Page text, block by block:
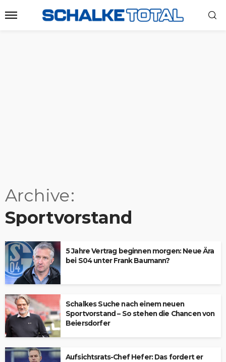
Archive
Sportvorstand
5 Jahre Vertrag beginnen morgen: Neue Ära
bei S04 unter Frank Baumann?
Schalkes Suche nach einem neuen
Sportvorstand – So stehen die Chancen von
Beiersdorfer
Aufsichtsrats-Chef Hefer: Das fordert er